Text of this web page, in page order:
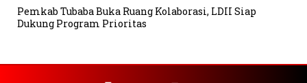
Pemkab Tubaba Buka Ruang Kolaborasi, LDII Siap
Dukung Program Prioritas